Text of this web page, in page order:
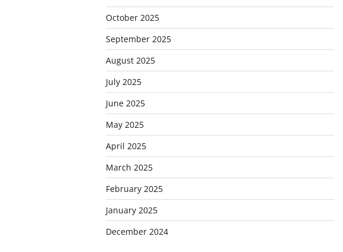
October 2025
September 2025
August 2025
July 2025
June 2025
May 2025
April 2025
March 2025
February 2025
January 2025
December 2024